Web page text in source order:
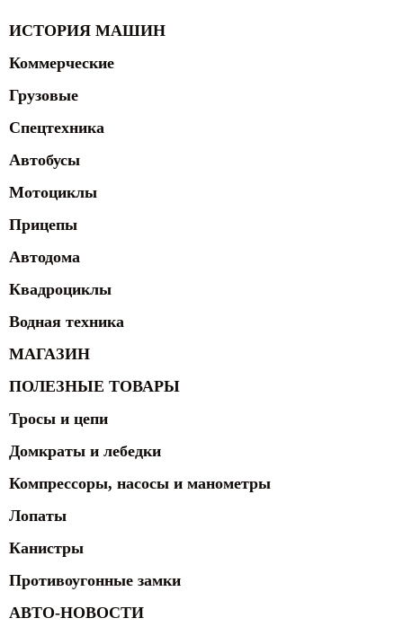
ИСТОРИЯ МАШИН
Коммерческие
Грузовые
Спецтехника
Автобусы
Мотоциклы
Прицепы
Автодома
Квадроциклы
Водная техника
МАГАЗИН
ПОЛЕЗНЫЕ ТОВАРЫ
Тросы и цепи
Домкраты и лебедки
Компрессоры, насосы и манометры
Лопаты
Канистры
Противоугонные замки
АВТО-НОВОСТИ